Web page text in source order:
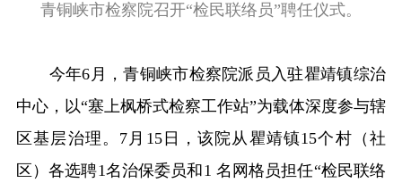
青铜峡市检察院召开“检民联络员”聘任仪式。
今年6月，青铜峡市检察院派员入驻瞿靖镇综治
中心，以“塞上枫桥式检察工作站”为载体深度参与辖
区基层治理。7月15日，该院从瞿靖镇15个村（社
区）各选聘1名治保委员和1 名网格员担任“检民联络